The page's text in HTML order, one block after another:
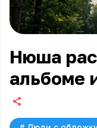
Нюша
альбоме